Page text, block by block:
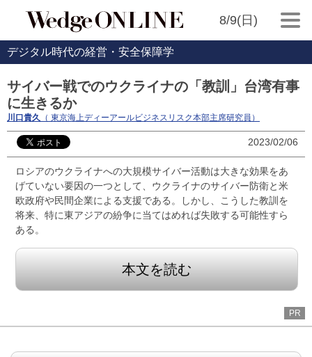
8/9(日)
デジタル時代の経営・安全保障学
サイバー戦でのウクライナの「教訓」台湾有事
に生きるか
川口貴久 （ 東京海上ディーアールビジネスリスク本部主席研究員）
2023/02/06
ロシアのウクライナへの大規模サイバー活動は大きな効果をあ
げていない要因の一つとして、ウクライナのサイバー防衛と米
欧政府や民間企業による支援である。しかし、こうした教訓を
将来、特に東アジアの紛争に当てはめれば失敗する可能性すら
ある。
本文を読む
PR